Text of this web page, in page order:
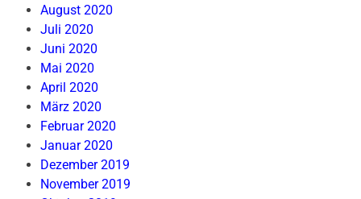
August 2020
Juli 2020
Juni 2020
Mai 2020
April 2020
März 2020
Februar 2020
Januar 2020
Dezember 2019
November 2019